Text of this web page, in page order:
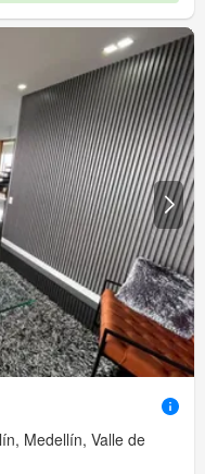
Medellín, Valle de